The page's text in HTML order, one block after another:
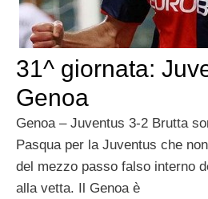
31^ giornata:
Genoa
Genoa – Juventus 3-2 Brutta
Pasqua per la Juventus che
del mezzo passo falso interno
alla vetta. Il Genoa è